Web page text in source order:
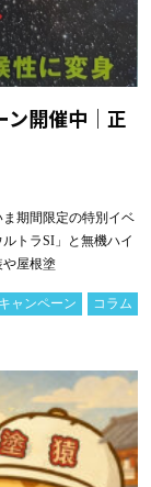
ン開催中｜正
期間限定の特別イベ
トラSI」と無機ハイ
屋根塗
キャンペーン コラム